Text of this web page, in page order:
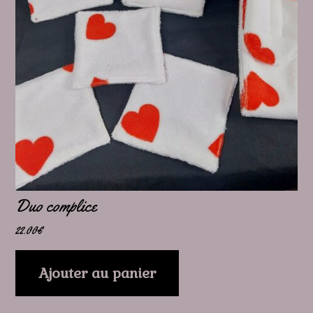
Duo complice
22.00€
Ajouter au panier